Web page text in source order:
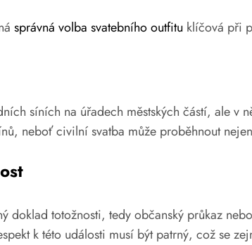
správná volba svatebního outfitu klíčová při
síních na úřadech městských částí, ale v
neboť civilní svatba může proběhnout
doklad totožnosti, tedy občanský průkaz
k této události musí být patrný, což se